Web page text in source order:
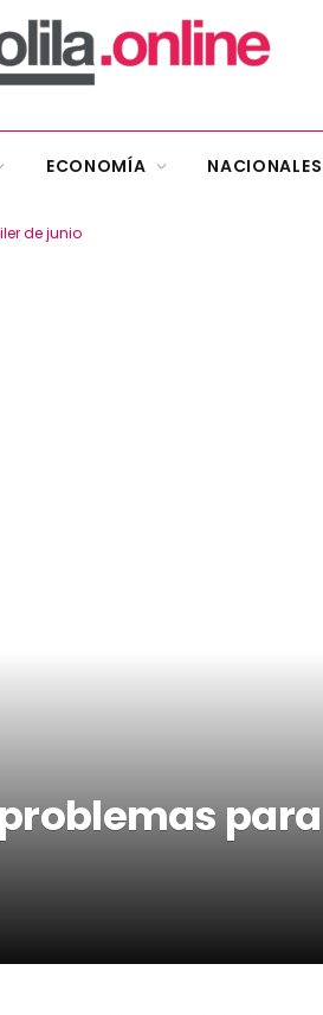
ECONOMÍA NACIONALES
de junio
para